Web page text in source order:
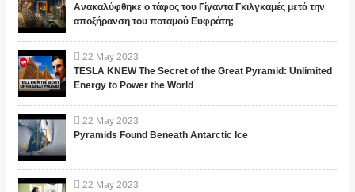
Ανακαλύφθηκε ο τάφος του Γίγαντα Γκιλγκαμές μετά την
αποξήρανση του ποταμού Ευφράτη;
22 May 2023
TESLA KNEW The Secret of the Great Pyramid: Unlimited
Energy to Power the World
22 May 2023
Pyramids Found Beneath Antarctic Ice
22 May 2023